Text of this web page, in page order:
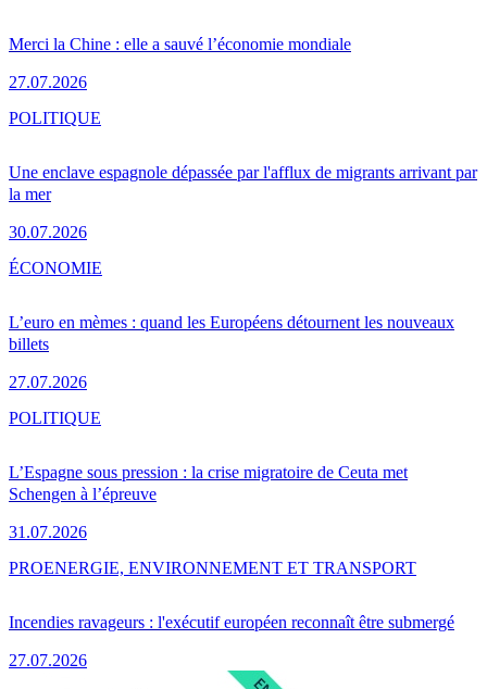
Merci la Chine : elle a sauvé l’économie mondiale
27.07.2026
Une enclave espagnole dépassée par l'afflux de migrants arrivant par
la mer
30.07.2026
POLITIQUE
L’euro en mèmes : quand les Européens détournent les nouveaux
billets
27.07.2026
ÉCONOMIE
L’Espagne sous pression : la crise migratoire de Ceuta met
Schengen à l’épreuve
31.07.2026
POLITIQUE
Incendies ravageurs : l'exécutif européen reconnaît être submergé
27.07.2026
PROENERGIE, ENVIRONNEMENT ET TRANSPORT